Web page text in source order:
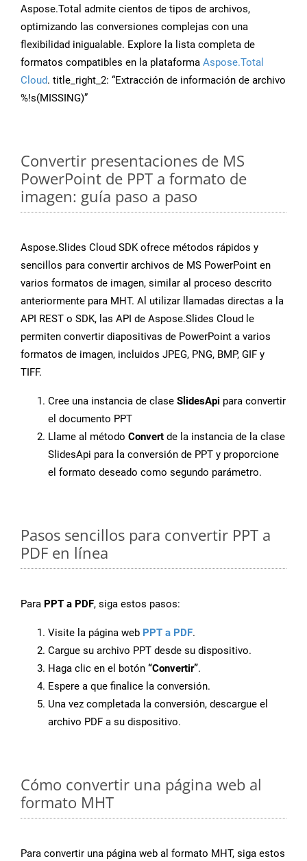
Aspose.Total admite cientos de tipos de archivos,
optimizando las conversiones complejas con una
flexibilidad inigualable. Explore la lista completa de
formatos compatibles en la plataforma Aspose.Total
Cloud. title_right_2: “Extracción de información de archivo
%!s(MISSING)”
Convertir presentaciones de MS
PowerPoint de PPT a formato de
imagen: guía paso a paso
Aspose.Slides Cloud SDK ofrece métodos rápidos y
sencillos para convertir archivos de MS PowerPoint en
varios formatos de imagen, similar al proceso descrito
anteriormente para MHT. Al utilizar llamadas directas a la
API REST o SDK, las API de Aspose.Slides Cloud le
permiten convertir diapositivas de PowerPoint a varios
formatos de imagen, incluidos JPEG, PNG, BMP, GIF y
TIFF.
Cree una instancia de clase SlidesApi para convertir
el documento PPT
Llame al método Convert de la instancia de la clase
SlidesApi para la conversión de PPT y proporcione
el formato deseado como segundo parámetro.
Pasos sencillos para convertir PPT a
PDF en línea
Para PPT a PDF, siga estos pasos:
Visite la página web PPT a PDF.
Cargue su archivo PPT desde su dispositivo.
Haga clic en el botón “Convertir”.
Espere a que finalice la conversión.
Una vez completada la conversión, descargue el
archivo PDF a su dispositivo.
Cómo convertir una página web al
formato MHT
Para convertir una página web al formato MHT, siga estos